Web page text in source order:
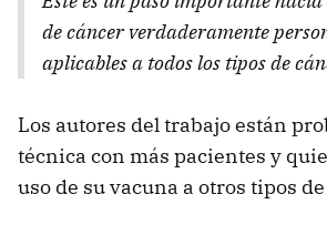
de cáncer verdaderamente
aplicables a todos los tipos de
Los autores del trabajo están
técnica con más pacientes y
uso de su vacuna a otros tipos